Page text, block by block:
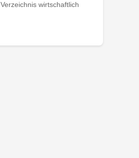
wirtschaftlich